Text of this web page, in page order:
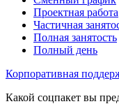
Проектная работа
Частичная
Полная занятость
Полный день
Корпоративная
Какой соцпакет вы